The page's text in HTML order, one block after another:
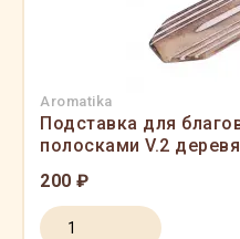
Aromatika
Подставка для
полосками V.2
200 ₽